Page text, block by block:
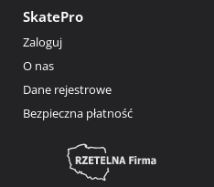
SkatePro
Zaloguj
O nas
Dane rejestrowe
Bezpieczna płatność